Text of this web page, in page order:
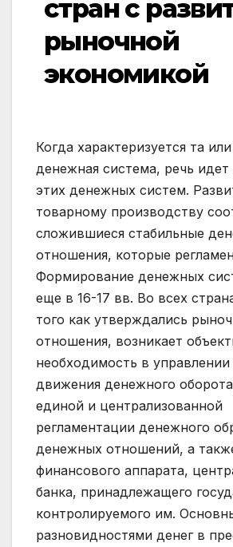
стран с
рыночной
экономикой
Когда характеризуется та
денежная система, речь идет
этих денежных систем.
товарному производству
сложившиеся стабильные
отношения, которые
Формирование денежных
еще в 16-17 вв. Во всех
того как утверждались
отношения, возникает
необходимость в
движения денежного
единой и централизованной
регламентации денежного
денежных отношений, а
финансового аппарата,
банка, принадлежащего
контролируемого им.
разновидностями денег в